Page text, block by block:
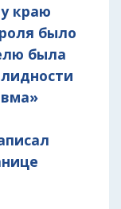
краю
было
была